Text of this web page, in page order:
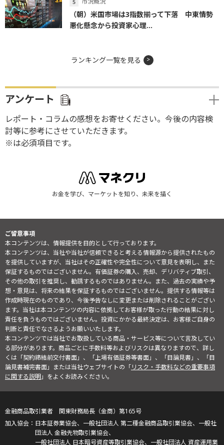
（朝）米国市場は3指数揃って下落 中東情勢
悪化懸念から投資家心理...
ランキング一覧を見る
アンケート
レポート・コラムの感想をお寄せください。今後の内容検
討等に参考にさせていただきます。
※は必須項目です。
お金を学び、マーケットを知り、未来を描く
ご留意事項
本コンテンツは、情報提供を目的として行っております。
本コンテンツは、当社や当社が信頼できると考える情報源から提供されたもの
を提供していますが、当社はその正確性や完全性について意見を表明し、また
保証するものではございません。有価証券の購入、売却、デリバティブ取引、
その他の取引を推奨し、勧誘するものではありません。また、過去の実績や予
想・意見は、将来の結果を保証するものではございません。提供する情報等は
作成時現在のものであり、今後予告なしに変更または削除されることがござい
ます。当社は本コンテンツの内容に依拠してお客様が取った行動の結果に対し
責任を負うものではございません。投資にかかる最終決定は、お客様ご自身の
判断と責任でなさるようお願いいたします。
本コンテンツでは当社でお取扱している商品・サービス等について言及してい
る部分があります。商品ごとに手数料等およびリスクは異なりますので、詳し
くは「契約締結前交付書面」、「上場有価証券等書面」、「目論見書」、「目
論見書補完書面」または当社ウェブサイトの「リスク・手数料などの重要事項
に関する説明」をよくお読みください。
金融商品取引業者 関東財務局長（金商）第165号
日本証券業協会、一般社団法人 第二種金融商品取引業協会、一般社
団法人 金融先物取引業協会、
一般社団法人 日本暗号資産等取引業協会、一般社団法人 資産運用業